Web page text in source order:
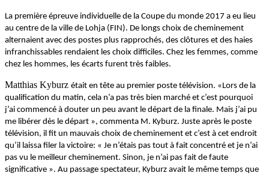
La première épreuve individuelle de la Coupe du monde 2017 a eu lieu
au centre de la ville de Lohja (FIN). De longs choix de cheminement
alternaient avec des postes plus rapprochés, des clôtures et des haies
infranchissables rendaient les choix difficiles. Chez les femmes, comme
chez les hommes, les écarts furent très faibles.
Matthias Kyburz était en tête au premier poste télévision. « Lors de la
qualification du matin, cela n’a pas très bien marché et c’est pourquoi
j’ai commencé à douter un peu avant le départ de la finale. Mais j’ai pu
me libérer dès le départ », commenta M. Kyburz. Juste après le poste
télévision, il fit un mauvais choix de cheminement et c’est à cet endroit
qu’il laissa filer la victoire: « Je n’étais pas tout à fait concentré et je n’ai
pas vu le meilleur cheminement. Sinon, je n’ai pas fait de faute
significative ». Au passage spectateur, Kyburz avait le même temps que